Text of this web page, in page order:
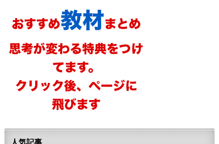
人気記事